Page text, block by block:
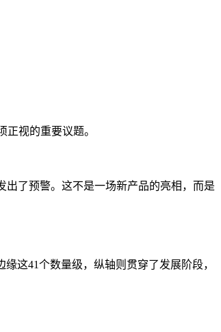
视的重要议题。
了预警。这不是一场新产品的亮相，而是
这41个数量级，纵轴则贯穿了发展阶段，